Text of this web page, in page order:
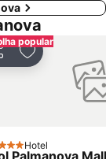
popular
Adicionar
Hotel
Palmanova